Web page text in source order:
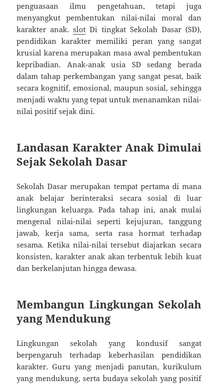
penguasaan ilmu pengetahuan, tetapi juga
menyangkut pembentukan nilai-nilai moral dan
karakter anak.slot Di tingkat Sekolah Dasar (SD),
pendidikan karakter memiliki peran yang sangat
krusial karena merupakan masa awal pembentukan
kepribadian. Anak-anak usia SD sedang berada
dalam tahap perkembangan yang sangat pesat, baik
secara kognitif, emosional, maupun sosial, sehingga
menjadi waktu yang tepat untuk menanamkan nilai-
nilai positif sejak dini.
Landasan Karakter Anak Dimulai
Sejak Sekolah Dasar
Sekolah Dasar merupakan tempat pertama di mana
anak belajar berinteraksi secara sosial di luar
lingkungan keluarga. Pada tahap ini, anak mulai
mengenal nilai-nilai seperti kejujuran, tanggung
jawab, kerja sama, serta rasa hormat terhadap
sesama. Ketika nilai-nilai tersebut diajarkan secara
konsisten, karakter anak akan terbentuk lebih kuat
dan berkelanjutan hingga dewasa.
Membangun Lingkungan Sekolah
yang Mendukung
Lingkungan sekolah yang kondusif sangat
berpengaruh terhadap keberhasilan pendidikan
karakter. Guru yang menjadi panutan, kurikulum
yang mendukung, serta budaya sekolah yang positif